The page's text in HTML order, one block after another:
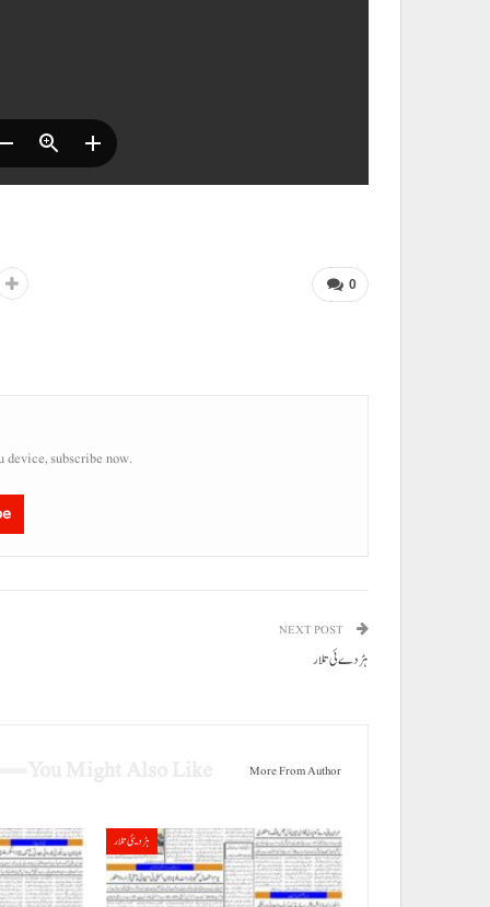
0
subscribe now.
NEXT POST
ہڑدے ئی تلار
More From Author
ہڑدیئی تلار